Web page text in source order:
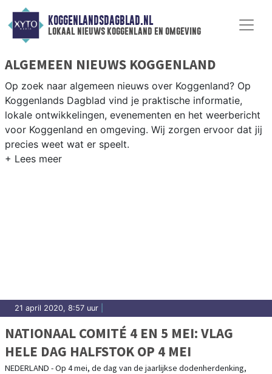
KOGGENLANDSDAGBLAD.NL
lokaal nieuws koggenland en omgeving
ALGEMEEN NIEUWS KOGGENLAND
Op zoek naar algemeen nieuws over Koggenland? Op
Koggenlands Dagblad vind je praktische informatie,
lokale ontwikkelingen, evenementen en het weerbericht
voor Koggenland en omgeving. Wij zorgen ervoor dat jij
precies weet wat er speelt.
21 april 2020, 8:57 uur
NATIONAAL COMITÉ 4 EN 5 MEI: VLAG
HELE DAG HALFSTOK OP 4 MEI
NEDERLAND - Op 4 mei, de dag van de jaarlijkse dodenherdenking,